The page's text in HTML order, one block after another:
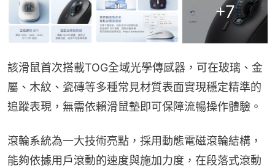
+7
該滑鼠首次搭載TOG全域光學傳感器，可在玻璃、金
屬、木紋、瓷磚等多種常見材質表面實現穩定精準的
追蹤表現，無需依賴滑鼠墊即可保障流暢操作體驗。
滾輪系統為一大技術亮點，採用動態電磁滾輪結構，
能夠依據用戶滾動的速度與施加力度，在段落式滾動